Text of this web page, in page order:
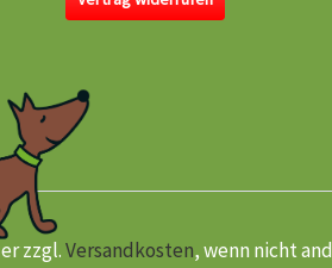
zzgl.Versandkosten, wenn nicht